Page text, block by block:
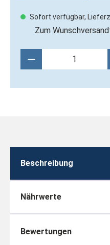
Sofort verfügbar,
Zum
Produkt Anzahl:
Beschreibung
Nährwerte
Bewertungen